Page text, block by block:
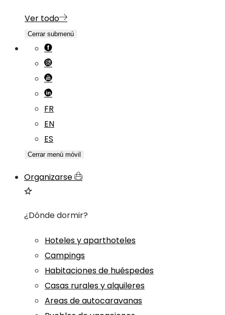
Ver todo
Cerrar submenú
FR
EN
ES
Cerrar menú móvil
Organizarse
¿Dónde dormir?
Hoteles y aparthoteles
Campings
Habitaciones de huéspedes
Casas rurales y alquileres
Areas de autocaravanas